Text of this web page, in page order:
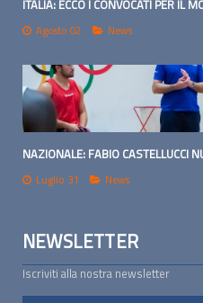
ITALIA: ECCO I CONVOCATI PER IL
Agosto 02 News
NAZIONALE: FABIO CASTELLUCCI
Luglio 31 News
NEWSLETTER
Iscriviti alla nostra newsletter